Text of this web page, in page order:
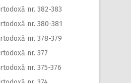
nr. 382-383
nr. 380-381
nr. 378-379
nr. 377
nr. 375-376